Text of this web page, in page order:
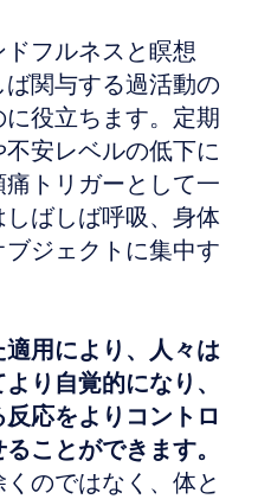
フルネスと瞑想
関与する過活動の
役立ちます。定期
安レベルの低下に
トリガーとして一
ばしば呼吸、身体
ジェクトに集中す
用により、人々は
り自覚的になり、
応をよりコントロ
ことができます。
のではなく、体と